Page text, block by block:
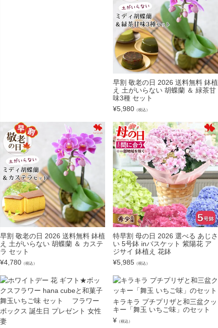
早割 敬老の日 2026 送料無料 鉢植
え 土がいらない 胡蝶蘭 ＆ 緑茶甘
味3種 セット
¥5,980 （税込）
早割 敬老の日 2026 送料無料 鉢植
え 土がいらない 胡蝶蘭 ＆ カステ
ラ セット
¥4,780 （税込）
特早割 母の日 2026 選べる あじさ
い 5号鉢 inバスケット 紫陽花 ア
ジサイ 鉢植え 花鉢
¥5,985 （税込）
キラキラ プチプリザと和三盆クッ
キー「舞玉 いちご味」のセット
¥ （税込）